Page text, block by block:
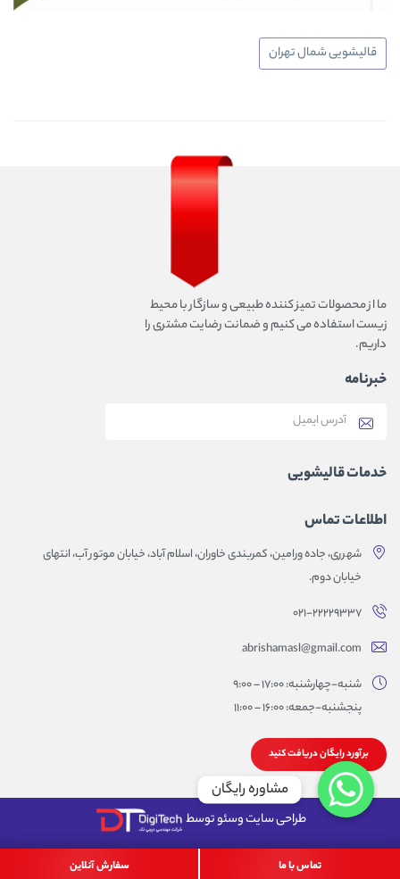
قالیشویی شمال تهران
ما از محصولات تمیز کننده طبیعی و سازگار با محیط
زیست استفاده می کنیم و ضمانت رضایت مشتری را
داریم.
خبرنامه
خدمات قالیشویی
اطلاعات تماس
شهرری، جاده ورامین، کمربندی خاوران، اسلام آباد، خیابان موتور آب، انتهای
خیابان دوم.
۰۲۱-۲۲۲۲۹۳۳۷
abrishamasl@gmail.com
شنبه-چهارشنبه: 17:00 – 9:00
پنجشنبه-جمعه: 16:00 – 11:00
برآورد رایگان دریافت کنید
طراحی سایت وسئو توسط
تماس با ما سفارش آنلاین
مشاوره رایگان